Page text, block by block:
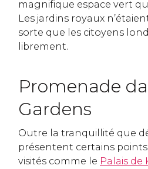
magnifique espace vert
Les jardins royaux
sorte que les citoyens
librement.
Promenade
Gardens
Outre la tranquillité que
présentent certains
visités comme le Palais de